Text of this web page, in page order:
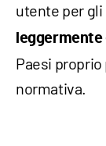
utente per gli
leggermente
Paesi
normativa.